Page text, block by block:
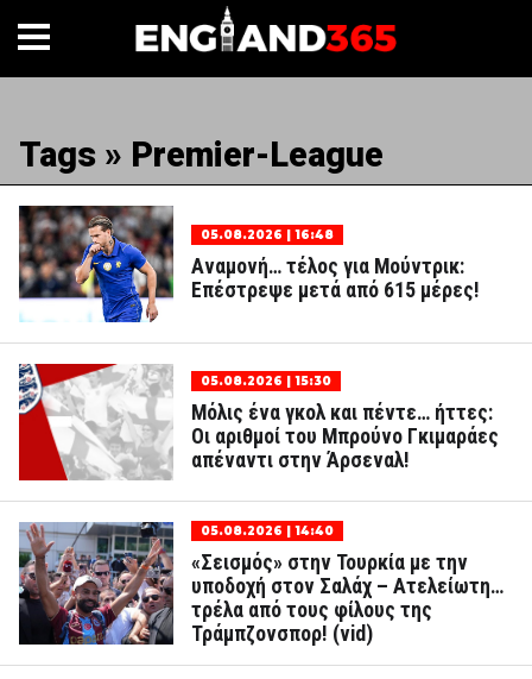
Tags » Premier-League
05.08.2026 | 16:48
Αναμονή… τέλος για Μούντρικ:
Επέστρεψε μετά από 615 μέρες!
05.08.2026 | 15:30
Μόλις ένα γκολ και πέντε… ήττες:
Οι αριθμοί του Μπρούνο Γκιμαράες
απέναντι στην Άρσεναλ!
05.08.2026 | 14:40
«Σεισμός» στην Τουρκία με την
υποδοχή στον Σαλάχ – Ατελείωτη…
τρέλα από τους φίλους της
Τράμπζονσπορ! (vid)